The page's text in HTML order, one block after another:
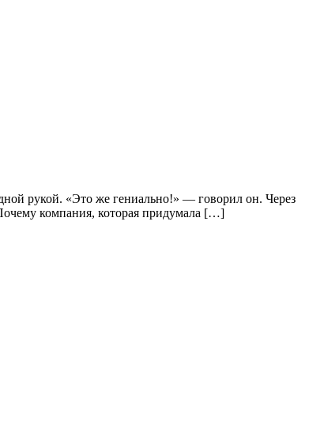
рукой. «Это же гениально!» — говорил он. Через
компания, которая придумала […]